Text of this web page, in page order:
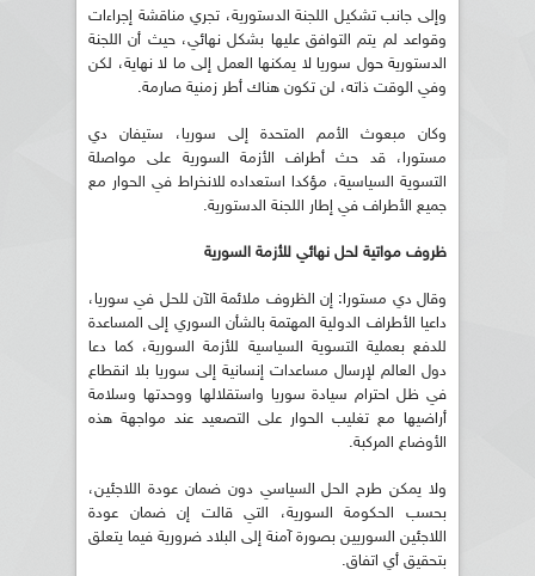
وإلى جانب تشكيل اللجنة الدستورية، تجري مناقشة إجراءات
وقواعد لم يتم التوافق عليها بشكل نهائي، حيث أن اللجنة
الدستورية حول سوريا لا يمكنها العمل إلى ما لا نهاية، لكن
وفي الوقت ذاته، لن تكون هناك أطر زمنية صارمة.
وكان مبعوث الأمم المتحدة إلى سوريا، ستيفان دي
مستورا، قد حث أطراف الأزمة السورية على مواصلة
التسوية السياسية، مؤكدا استعداده للانخراط في الحوار مع
جميع الأطراف في إطار اللجنة الدستورية.
ظروف مواتية لحل نهائي للأزمة السورية
وقال دي مستورا: إن الظروف ملائمة الآن للحل في سوريا،
داعيا الأطراف الدولية المهتمة بالشأن السوري إلى المساعدة
للدفع بعملية التسوية السياسية للأزمة السورية، كما دعا
دول العالم لإرسال مساعدات إنسانية إلى سوريا بلا انقطاع
في ظل احترام سيادة سوريا واستقلالها ووحدتها وسلامة
أراضيها مع تغليب الحوار على التصعيد عند مواجهة هذه
الأوضاع المركبة.
ولا يمكن طرح الحل السياسي دون ضمان عودة اللاجئين،
بحسب الحكومة السورية، التي قالت إن ضمان عودة
اللاجئين السوريين بصورة آمنة إلى البلاد ضرورية فيما يتعلق
بتحقيق أي اتفاق.